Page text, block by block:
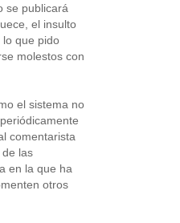
se publicará
el insulto
lo que pido
molestos con
el sistema no
comentarista
las
en la que ha
otros